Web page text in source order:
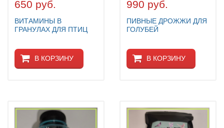
НОВИНКИ ДЛЯ ГОЛУБЕЙ
КОРМА ДЛЯ ПТИЦ
КНИГИ О ГОЛУБЯХ
СРЕДСТВА ОТ КРЫС
650 руб.
ВИТАМИНЫ В
ГРАНУЛАХ ДЛЯ ПТИЦ
В КОРЗИНУ
990 руб.
ПИВНЫЕ ДРОЖЖИ ДЛЯ
ГОЛУБЕЙ
В КОРЗИНУ